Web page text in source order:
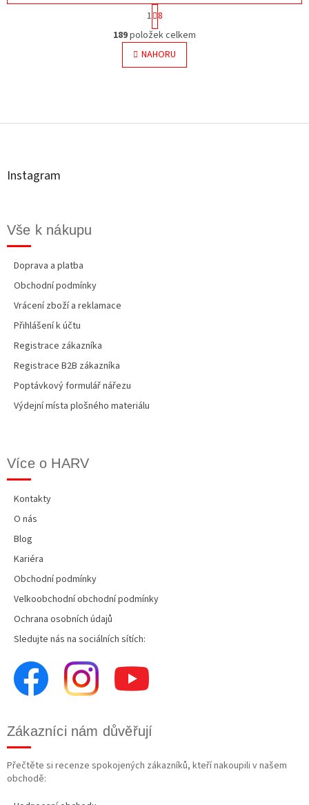
O
v
l
á
í
S
t
r
á
n
k
í
1 8
189položek celkem
NAHORU
á
Instagram
Vše k nákupu
Doprava a platba
Obchodní podmínky
Vrácení zboží a reklamace
Přihlášení k účtu
Registrace zákazníka
Registrace B2B zákazníka
Poptávkový formulář nářezu
Výdejní místa plošného materiálu
Více o HARV
Kontakty
O nás
Blog
Kariéra
Obchodní podmínky
Velkoobchodní obchodní podmínky
Ochrana osobních údajů
Sledujte nás na sociálních sítích:
Zákazníci nám důvěřují
Přečtěte si recenze spokojených zákazníků, kteří nakoupili v našem
obchodě: